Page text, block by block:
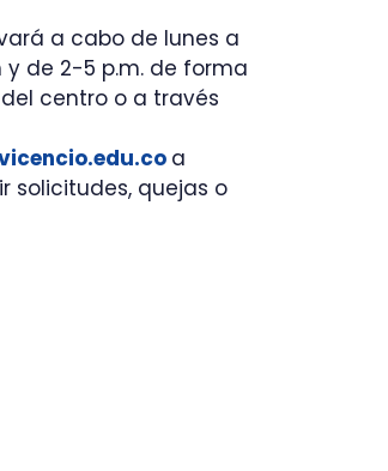
a cabo de lunes a
y de 2-5 p.m. de forma
centro o a través
a
solicitudes, quejas o